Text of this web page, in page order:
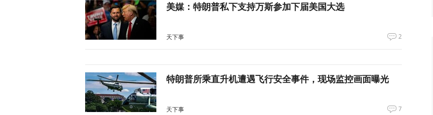
美媒：特朗普私下支持万斯参加下届美国大选
天下事 2
特朗普所乘直升机遭遇飞行安全事件，现场监控画面曝光
天下事 7